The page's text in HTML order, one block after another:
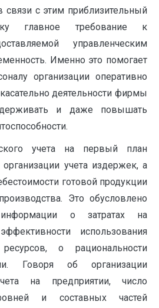
связи с этим приблизительный
главное требование к
управленческим
Именно это помогает
организации оперативно
деятельности фирмы
и даже повышать
учета на первый план
учета издержек, а
готовой продукции
Это обусловлено
о затратах на
использования
о рациональности
Говоря об организации
на предприятии, число
и составных частей